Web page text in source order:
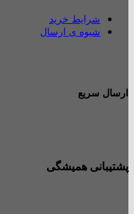
شرایط خرید
شیوه ی ارسال
ارسال سریع
پشتیبانی همیشگی